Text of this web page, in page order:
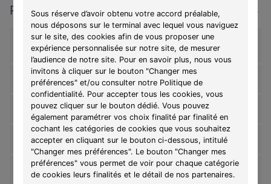
Sous réserve d’avoir obtenu votre accord préalable,
nous déposons sur le terminal avec lequel vous naviguez
sur le site, des cookies afin de vous proposer une
expérience personnalisée sur notre site, de mesurer
l’audience de notre site. Pour en savoir plus, nous vous
invitons à cliquer sur le bouton "Changer mes
préférences" et/ou consulter notre Politique de
confidentialité. Pour accepter tous les cookies, vous
pouvez cliquer sur le bouton dédié. Vous pouvez
également paramétrer vos choix finalité par finalité en
cochant les catégories de cookies que vous souhaitez
accepter en cliquant sur le bouton ci-dessous, intitulé
"Changer mes préférences". Le bouton "Changer mes
préférences" vous permet de voir pour chaque catégorie
de cookies leurs finalités et le détail de nos partenaires.
Préstations
Sol pièces sèches : Parquet PVC : Luxury Vinyl Tiles (vinyle de
luxe)
Sol pièces humides : PVC
Matériaux des fenêtres : PVC
Energie : Electricité
Système de chauffage : Individuel